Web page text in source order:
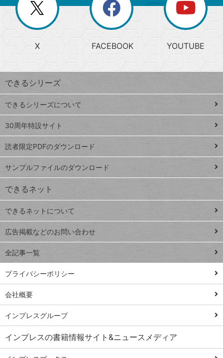
じ
る
search
検
索
上
昇
ワ
ー
ド
Google
スプレ
ッドシ
ート
iPhone
VLOOKUP
close
閉じ
る
閉
じ
る
ー
か
ら
探
す
ト
ッ
プ
ペ
ジ
連載
Excel Q&A
トイアンナ流仕
事術
PowerAutomate
ではじめる業務
の完全自動化
AI議事録作成術
Windows 11
Q&A
Teams踏み込み
活用術
X FACEBOOK YOUTUBE
できるシリーズ
できるシリーズについて
30周年特設サイト
読者限定PDFのダウンロード
サンプルファイルのダウンロード
できるネット
できるネットについて
広告掲載などのお問い合わせ
全記事一覧
プライバシーポリシー
会社概要
インプレスグループ
インプレスの書籍情報サイト&ニュースメディア